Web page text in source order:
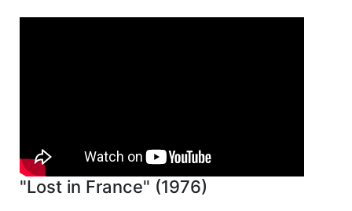
"Lost in France" (1976)